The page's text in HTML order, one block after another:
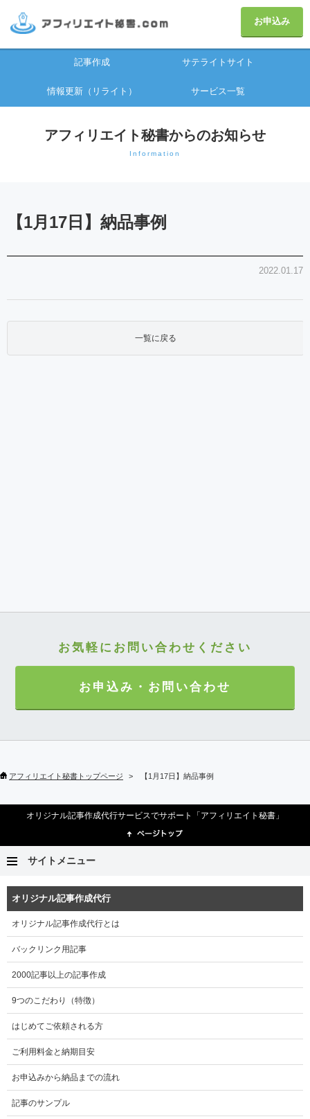
お申込み
記事作成 サテライトサイト
情報更新（リライト） サービス一覧
アフィリエイト秘書からのお知らせ
Information
【1月17日】納品事例
2022.01.17
一覧に戻る
お気軽にお問い合わせください
お申込み・お問い合わせ
アフィリエイト秘書トップページ 【1月17日】納品事例
オリジナル記事作成代行サービスでサポート「アフィリエイト秘書」
サイトメニュー
オリジナル記事作成代行
オリジナル記事作成代行とは
バックリンク用記事
2000記事以上の記事作成
9つのこだわり（特徴）
はじめてご依頼される方
ご利用料金と納期目安
お申込みから納品までの流れ
記事のサンプル